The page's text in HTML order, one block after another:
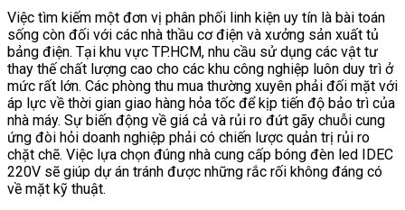
Việc tìm kiếm một đơn vị phân phối linh kiện uy tín là bài toán
sống còn đối với các nhà thầu cơ điện và xưởng sản xuất tủ
bảng điện. Tại khu vực TP.HCM, nhu cầu sử dụng các vật tư
thay thế chất lượng cao cho các khu công nghiệp luôn duy trì ở
mức rất lớn. Các phòng thu mua thường xuyên phải đối mặt với
áp lực về thời gian giao hàng hỏa tốc để kịp tiến độ bảo trì của
nhà máy. Sự biến động về giá cả và rủi ro đứt gãy chuỗi cung
ứng đòi hỏi doanh nghiệp phải có chiến lược quản trị rủi ro
chặt chẽ. Việc lựa chọn đúng nhà cung cấp bóng đèn led IDEC
220V sẽ giúp dự án tránh được những rắc rối không đáng có
về mặt kỹ thuật.